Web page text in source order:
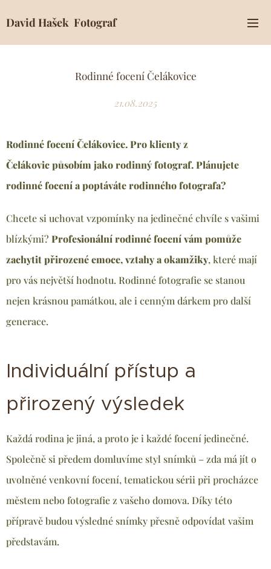
David Hašek Fotograf
Rodinné focení Čelákovice
21.08.2025
Rodinné focení Čelákovice. Pro klienty z
Čelákovicpůsobím jako rodinný fotograf. Plánujete
rodinné focení a poptáváte rodinného fotografa?
Chcete si uchovat vzpomínky na jedinečné chvíle s vašimi
blízkými? Profesionální rodinné focení vám pomůže
zachytit přirozené emoce, vztahy a okamžiky, které mají
pro vás největší hodnotu. Rodinné fotografie se stanou
nejen krásnou památkou, ale i cenným dárkem pro další
generace.
Individuální přístup a
přirozený výsledek
Každá rodina je jiná, a proto je i každé focení jedinečné.
Společně si předem domluvíme styl snímků – zda má jít o
uvolněné venkovní focení, tematickou sérii při procházce
městem nebo fotografie z vašeho domova. Díky této
přípravě budou výsledné snímky přesně odpovídat vašim
představám.